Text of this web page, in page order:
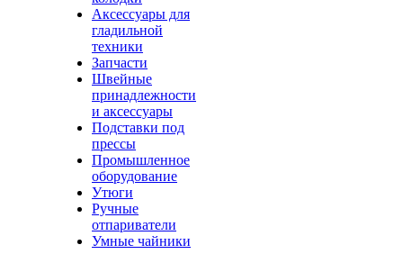
Аксессуары для
гладильной
техники
Запчасти
Швейные
принадлежности
и аксессуары
Подставки под
прессы
Промышленное
оборудование
Утюги
Ручные
отпариватели
Умные чайники